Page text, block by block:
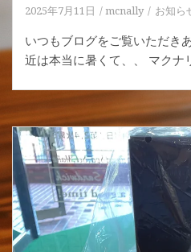
2025年7月11日 mcnally お知ら
いつもブログをご覧いただき
近は本当に暑くて、、 マク